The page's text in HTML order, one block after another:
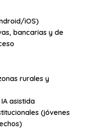
iOS)
bancarias y de
rurales y
asistida
(jóvenes